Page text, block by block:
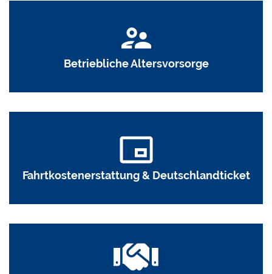
Betriebliche Altersvorsorge
Fahrtkostenerstattung & Deutschlandticket